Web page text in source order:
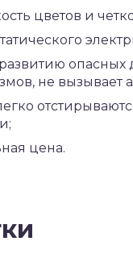
цветов и
развитию
не вызывает
цена.